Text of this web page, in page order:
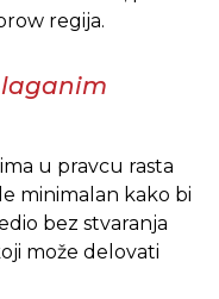
regija.
u pravcu rasta
minimalan kako bi
bez stvaranja
može delovati